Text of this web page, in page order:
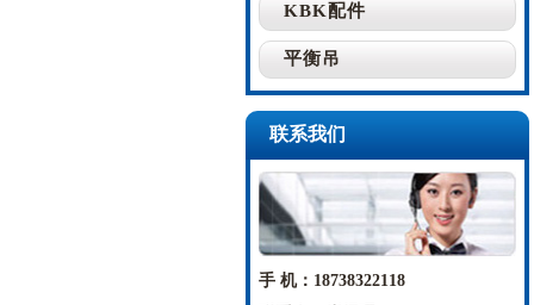
KBK配件
平衡吊
联系我们
手 机：18738322118